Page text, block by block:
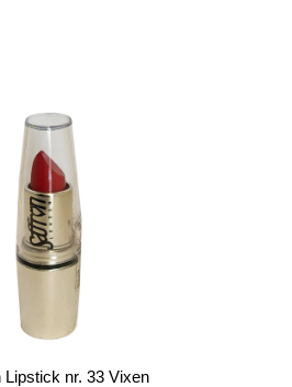
Lipstick nr. 33 Vixen